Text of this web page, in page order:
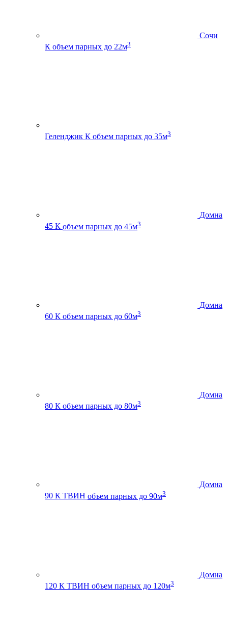
Сочи
К объем парных до 22м3
Геленджик К объем парных до 35м3
Домна
45 К объем парных до 45м3
Домна
60 К объем парных до 60м3
Домна
80 К объем парных до 80м3
Домна
90 К ТВИН объем парных до 90м3
Домна
120 К ТВИН объем парных до 120м3